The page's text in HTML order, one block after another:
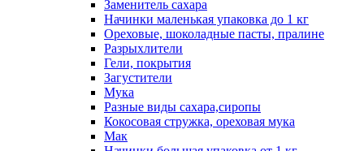
Заменитель сахара
Начинки маленькая упаковка до 1 кг
Ореховые, шоколадные пасты, пралине
Разрыхлители
Гели, покрытия
Загустители
Мука
Разные виды сахара,сиропы
Кокосовая стружка, ореховая мука
Мак